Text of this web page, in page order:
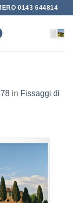
0143 644814
in Fissaggi di